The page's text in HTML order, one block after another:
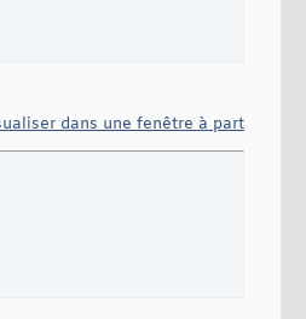
dans une fenêtre à part